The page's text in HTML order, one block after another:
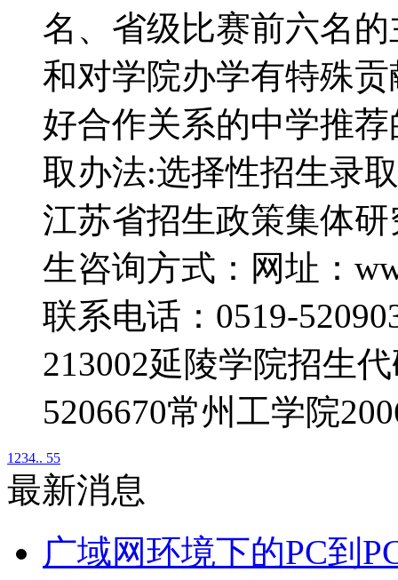
名、省级比赛前六名
和对学院办学有特殊
好合作关系的中学推
取办法:选择性招生录
江苏省招生政策集体
生咨询方式：网址：
联系电话：0519-
213002延陵学院招生
5206670常州工学院
1 234.. 55
最新消息
广域网环境下的PC到